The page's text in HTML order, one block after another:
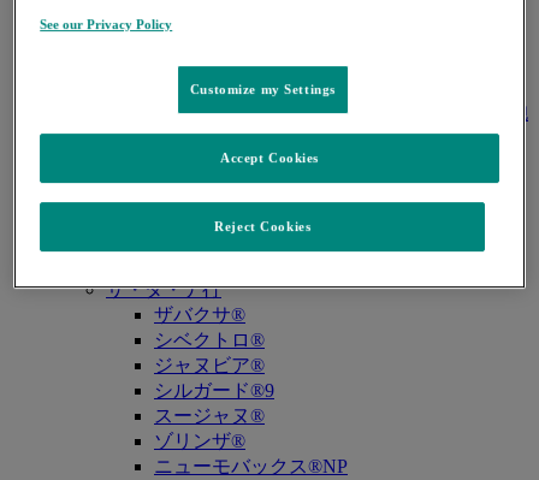
キイトルーダ®（悪性黒色腫）
キイトルーダ®（古典的ホジキンリンパ
腫）
キイトルーダ®（原発性縦隔大細胞型B細胞
リンパ腫（PMBCL））
キイトルーダ®（MSI-High固形癌）
キイトルーダ®（MSI-High結腸・直腸癌）
キャップバックス®
サ・タ・ナ行
ザバクサ®
シベクトロ®
ジャヌビア®
シルガード®9
スージャヌ®
ゾリンザ®
ニューモバックス®NP
See our Privacy Policy
Customize my Settings
Reject Cookies
Accept Cookies